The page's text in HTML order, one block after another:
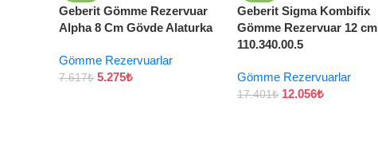
Geberit Gömme Rezervuar
Alpha 8 Cm Gövde Alaturka
Gömme Rezervuarlar
7.617₺ 5.275₺
Geberit Sigma Kombifix
Gömme Rezervuar 12 cm
110.340.00.5
Gömme Rezervuarlar
17.401₺ 12.056₺